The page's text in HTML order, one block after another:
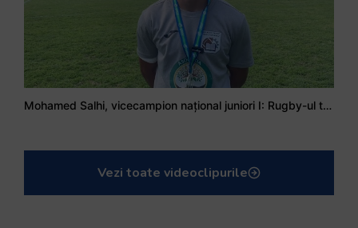
Mohamed Salhi, vicecampion național juniori I: Rugby-ul te învață să accepți și înfrângerile
Vezi toate videoclipurile